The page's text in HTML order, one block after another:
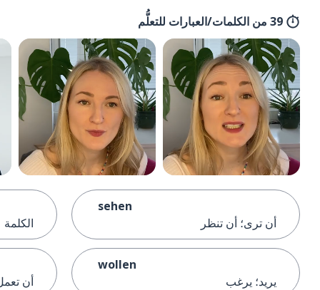
39 من الكلمات/العبارات للتعلُّم
sehen
أن ترى؛ أن تنظر
wollen
يريد؛ يرغب
الكلمة
أن